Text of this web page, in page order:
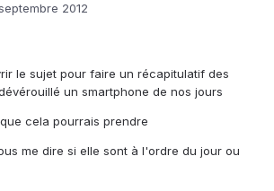
2012
le sujet pour faire un récapitulatif des
un smartphone de nos jours
cela pourrais prendre
me dire si elle sont à l'ordre du jour ou